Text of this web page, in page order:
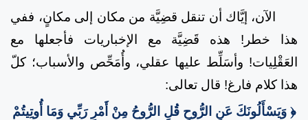
الآن، إيَّاك أن تنقل قضِيَّة من مكان إلى مكانٍ، ففي
هذا خطر! هذه قَضِيَّة مع الإخباريات فأجعلها مع
العَقْلِيات! وأسَلِّط عليها عقلي، وأُمَحِّص والأسباب؛ كلّ
هذا كلام فارغ! قال تعالى:
﴿ وَيَسْأَلُونَكَ عَنِ الرُّوحِ قُلِ الرُّوحُ مِنْ أَمْرِ رَبِّي وَمَا أُوتِيتُمْ